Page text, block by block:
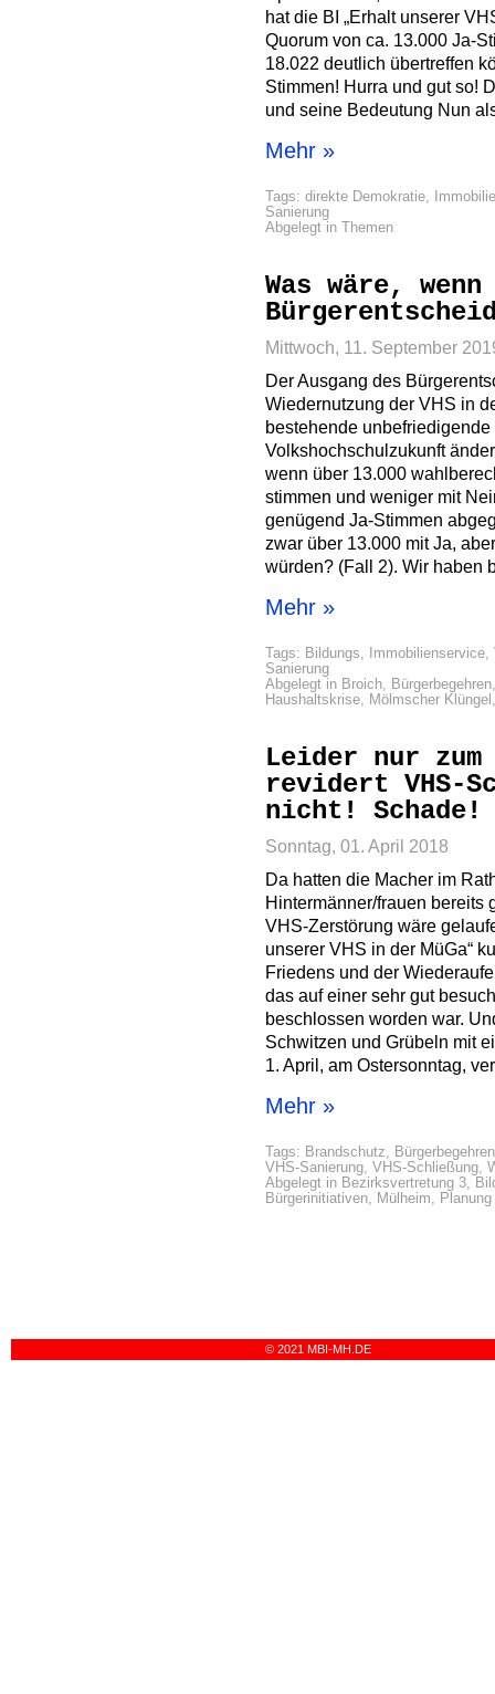
hat die BI „Erhalt unserer
Quorum von ca. 13.000 Ja-
18.022 deutlich übertreffen
Stimmen! Hurra und gut so!
und seine Bedeutung Nun
Mehr »
Tags: direkte Demokratie,
Sanierung
Abgelegt in Themen
Was wäre,
Mittwoch, 11. September
Der Ausgang des
Wiedernutzung der VHS in
bestehende
Volkshochschulzukunft
wenn über 13.000
stimmen und weniger mit
genügend Ja-Stimmen
zwar über 13.000 mit Ja,
würden? (Fall 2). Wir haben
Mehr »
Tags: Bildungs, Immobilienservice,
Sanierung
Abgelegt in Broich, Bürgerbegehren
Haushaltskrise, Mölmscher Klüngel
Leider nur
revidert VHS-
nicht! Schade!
Sonntag, 01. April 2018
Da hatten die Macher im
Hintermänner/frauen bereits
VHS-Zerstörung wäre
unserer VHS in der MüGa“
Friedens und der
das auf einer sehr gut
beschlossen worden war.
Schwitzen und Grübeln mit
1. April, am Ostersonntag,
Mehr »
Tags: Brandschutz, Bürgerbegehren
VHS-Sanierung, VHS-Schließung,
Abgelegt in Bezirksvertretung 3,
Bürgerinitiativen, Mülheim,
© 2021 MBI-MH.DE